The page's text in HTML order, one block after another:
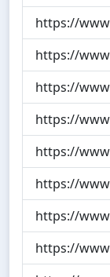
https://
https://
https://
https://
https://
https://
https://
https://